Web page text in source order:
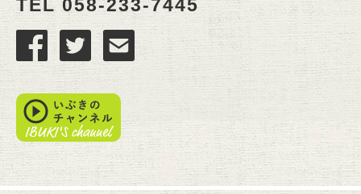
TEL 058-233-7445